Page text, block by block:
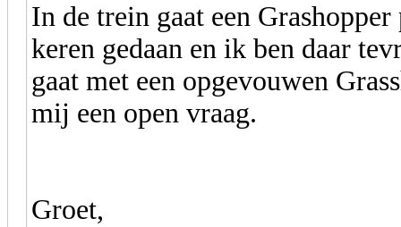
In de trein gaat een
keren gedaan en ik ben daar
gaat met een opgevouwen
mij een open vraag.
Groet,